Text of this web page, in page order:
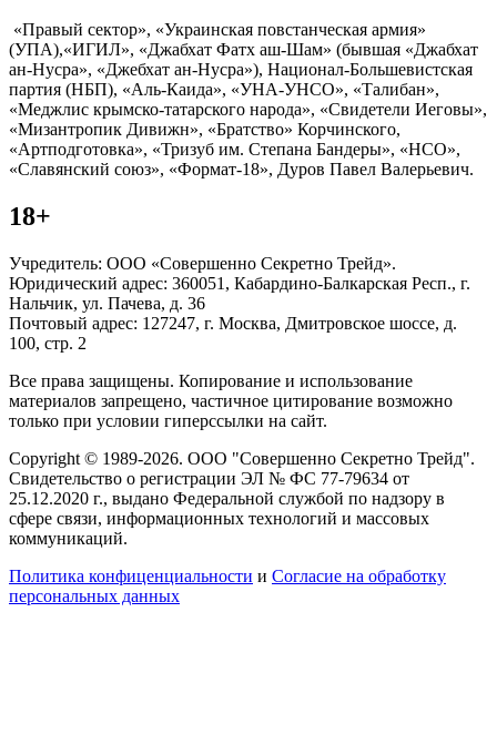
«Правый сектор», «Украинская повстанческая армия»
(УПА),«ИГИЛ», «Джабхат Фатх аш-Шам» (бывшая «Джабхат
ан-Нусра», «Джебхат ан-Нусра»), Национал-Большевистская
партия (НБП), «Аль-Каида», «УНА-УНСО», «Талибан»,
«Меджлис крымско-татарского народа», «Свидетели Иеговы»,
«Мизантропик Дивижн», «Братство» Корчинского,
«Артподготовка», «Тризуб им. Степана Бандеры», «НСО»,
«Славянский союз», «Формат-18», Дуров Павел Валерьевич.
18+
Учредитель: ООО «Совершенно Секретно Трейд».
Юридический адрес: 360051, Кабардино-Балкарская Респ., г.
Нальчик, ул. Пачева, д. 36
Почтовый адрес: 127247, г. Москва, Дмитровское шоссе, д.
100, стр. 2
Все права защищены. Копирование и использование
материалов запрещено, частичное цитирование возможно
только при условии гиперссылки на сайт.
Copyright © 1989-2026. ООО "Совершенно Секретно Трейд".
Свидетельство о регистрации ЭЛ № ФС 77-79634 от
25.12.2020 г., выдано Федеральной службой по надзору в
сфере связи, информационных технологий и массовых
коммуникаций.
Политика конфиценциальности и Согласие на обработку
персональных данных